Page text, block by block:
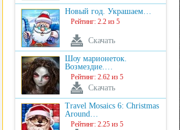
Новый год. Украшаем…
Рейтинг: 2.2 из 5
Скачать
Шоу марионеток.
Возмездие.…
Рейтинг: 2.62 из 5
Скачать
Travel Mosaics 6: Christmas
Around…
Рейтинг: 2.25 из 5